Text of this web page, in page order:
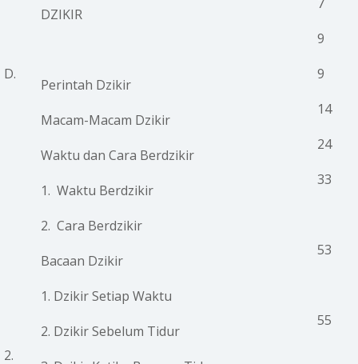
D.
2.
DZIKIR
Perintah Dzikir
Macam-Macam Dzikir
Waktu dan Cara Berdzikir
1. Waktu Berdzikir
2. Cara Berdzikir
Bacaan Dzikir
1. Dzikir Setiap Waktu
2. Dzikir Sebelum Tidur
9
9
14
24
33
53
55